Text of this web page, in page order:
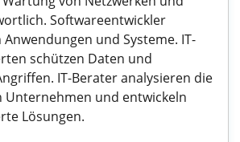
Softwareentwickler
und Systeme. IT-
schützen Daten und
IT-Berater analysieren die
Unternehmen und entwickeln
Lösungen.